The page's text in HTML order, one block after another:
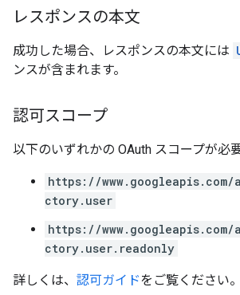
レスポンスの本文
成功した場合、レスポンスの本文には
ンスが含まれます。
認可スコープ
以下のいずれかの OAuth スコープが必要
https://
ctory.user
https://
ctory.user.readonly
詳しくは、 認可ガイドをご覧ください。